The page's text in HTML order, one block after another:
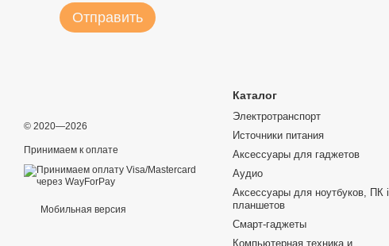
Отправить
© 2020—2026
Принимаем к оплате
Мобильная версия
Каталог
Электротранспорт
Источники питания
Аксессуары для гаджетов
Аудио
Аксессуары для ноутбуков, ПК і
планшетов
Смарт-гаджеты
Компьютерная техника и